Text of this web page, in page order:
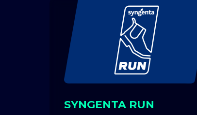
SYNGENTA RUN